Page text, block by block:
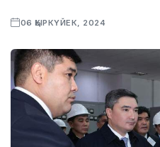
06 ҚЫРКҮЙЕК, 2024